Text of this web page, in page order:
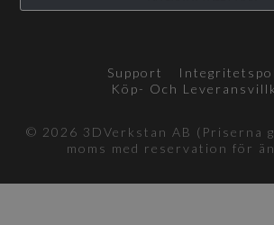
Support
Köp- Och
© 2026 3DVerkstan AB (Priserna
moms med reservation för